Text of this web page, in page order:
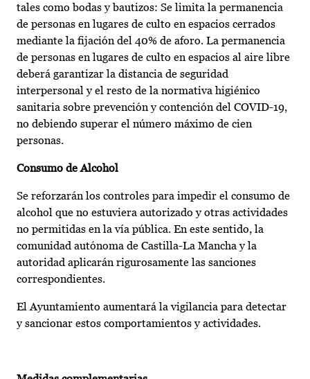
tales como bodas y bautizos: Se limita la permanencia
de personas en lugares de culto en espacios cerrados
mediante la fijación del 40% de aforo. La permanencia
de personas en lugares de culto en espacios al aire libre
deberá garantizar la distancia de seguridad
interpersonal y el resto de la normativa higiénico
sanitaria sobre prevención y contención del COVID-19,
no debiendo superar el número máximo de cien
personas.
Consumo de Alcohol
Se reforzarán los controles para impedir el consumo de
alcohol que no estuviera autorizado y otras actividades
no permitidas en la vía pública. En este sentido, la
comunidad autónoma de Castilla-La Mancha y la
autoridad aplicarán rigurosamente las sanciones
correspondientes.
El Ayuntamiento aumentará la vigilancia para detectar
y sancionar estos comportamientos y actividades.